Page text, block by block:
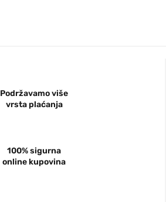
Podržavamo više
vrsta plaćanja
100% sigurna
online kupovina